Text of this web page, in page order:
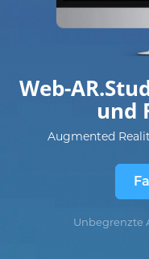
Web-
und
Augmented
Unbegrenzte